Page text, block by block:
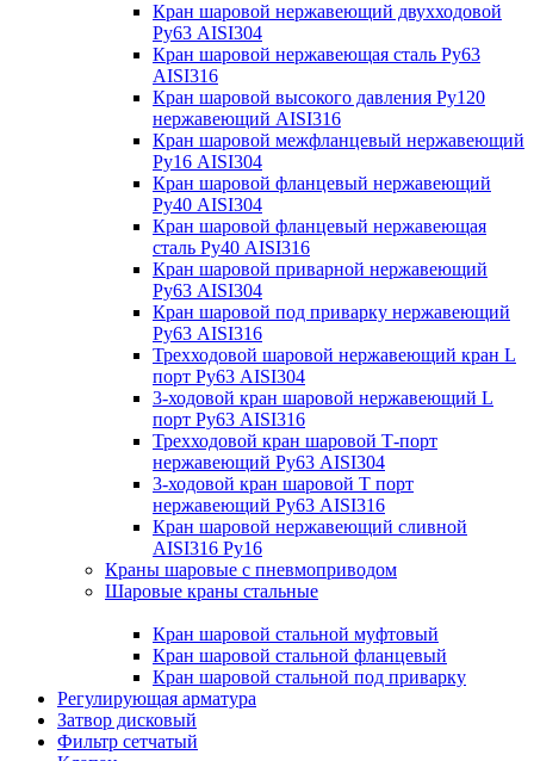
Кран шаровой нержавеющий двухходовой
Ру63 AISI304
Кран шаровой нержавеющая сталь Ру63
AISI316
Кран шаровой высокого давления Ру120
нержавеющий AISI316
Кран шаровой межфланцевый нержавеющий
Ру16 AISI304
Кран шаровой фланцевый нержавеющий
Ру40 AISI304
Кран шаровой фланцевый нержавеющая
сталь Ру40 AISI316
Кран шаровой приварной нержавеющий
Ру63 AISI304
Кран шаровой под приварку нержавеющий
Ру63 AISI316
Трехходовой шаровой нержавеющий кран L
порт Ру63 AISI304
3-ходовой кран шаровой нержавеющий L
порт Ру63 AISI316
Трехходовой кран шаровой Т-порт
нержавеющий Ру63 AISI304
3-ходовой кран шаровой Т порт
нержавеющий Ру63 AISI316
Кран шаровой нержавеющий сливной
AISI316 Ру16
Краны шаровые с пневмоприводом
Шаровые краны стальные
Кран шаровой стальной муфтовый
Кран шаровой стальной фланцевый
Кран шаровой стальной под приварку
Регулирующая арматура
Затвор дисковый
Фильтр сетчатый